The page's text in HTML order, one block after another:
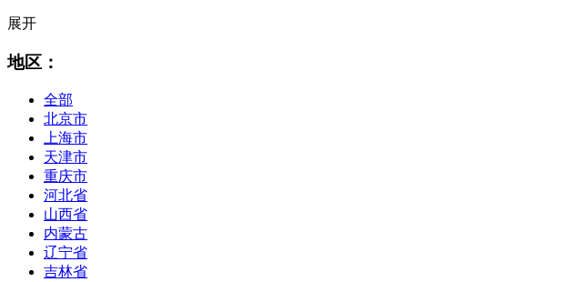
展开
地区：
全部
北京市
上海市
天津市
重庆市
河北省
山西省
内蒙古
辽宁省
吉林省